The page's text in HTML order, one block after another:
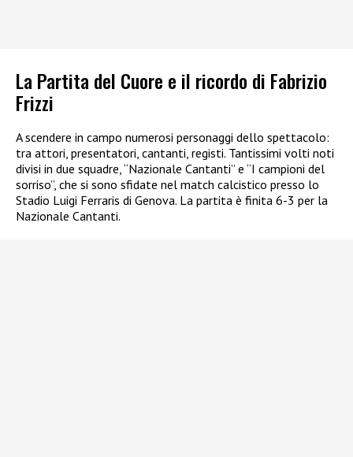
La Partita del Cuore e il ricordo di Fabrizio
Frizzi
A scendere in campo numerosi personaggi dello spettacolo:
tra attori, presentatori, cantanti, registi. Tantissimi volti noti
divisi in due squadre, “Nazionale Cantanti” e “I campioni del
sorriso”, che si sono sfidate nel match calcistico presso lo
Stadio Luigi Ferraris di Genova. La partita è finita 6-3 per la
Nazionale Cantanti.